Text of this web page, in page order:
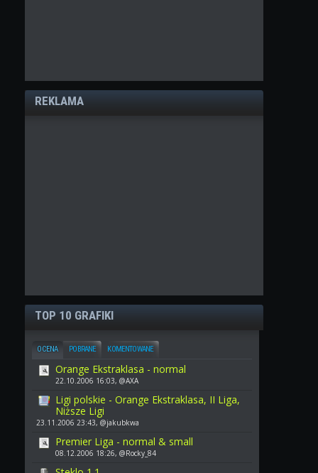
REKLAMA
TOP 10 GRAFIKI
OCENA POBRANE KOMENTOWANE
Orange Ekstraklasa - normal
22.10.2006 16:03, @AXA
Ligi polskie - Orange Ekstraklasa, II Liga,
Niższe Ligi
23.11.2006 23:43, @jakubkwa
Premier Liga - normal & small
08.12.2006 18:26, @Rocky_84